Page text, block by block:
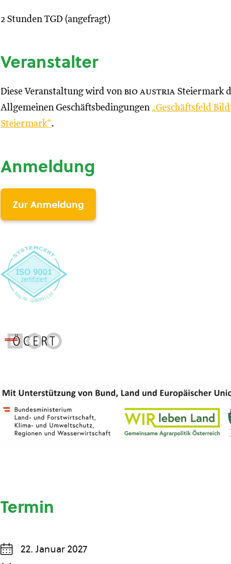
2 Stunden TGD (angefragt)
Veranstalter
Diese Veranstaltung wird von bio austria Steiermark
Allgemeinen Geschäftsbedingungen „Geschäftsfeld
Steiermark“.
Anmeldung
Zur Anmeldung
Termin
22. Januar 2027